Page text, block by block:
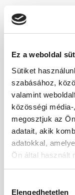
Ez a weboldal
Sütiket
szabásához,
valamint
közösségi
megosztjuk az
adatait, akik
adatokkal,
Ön által használt
Elengedhetetlen
Sötét sárgabarack
szárítva) 500g
3 950Ft